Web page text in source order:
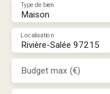
Maison
Type de bien
Rivière-Salée 97215
Localisation
Budget max (€)